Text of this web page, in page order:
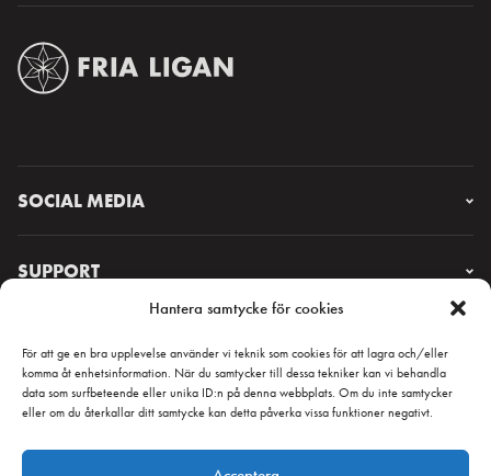
Hantera samtycke för cookies
För att ge en bra upplevelse använder vi teknik som cookies för att lagra och/eller
komma åt enhetsinformation. När du samtycker till dessa tekniker kan vi behandla
data som surfbeteende eller unika ID:n på denna webbplats. Om du inte samtycker
eller om du återkallar ditt samtycke kan detta påverka vissa funktioner negativt.
NYHETSBREV
SOCIAL MEDIA
Facebook
SUPPORT
FAQ & CONTACT